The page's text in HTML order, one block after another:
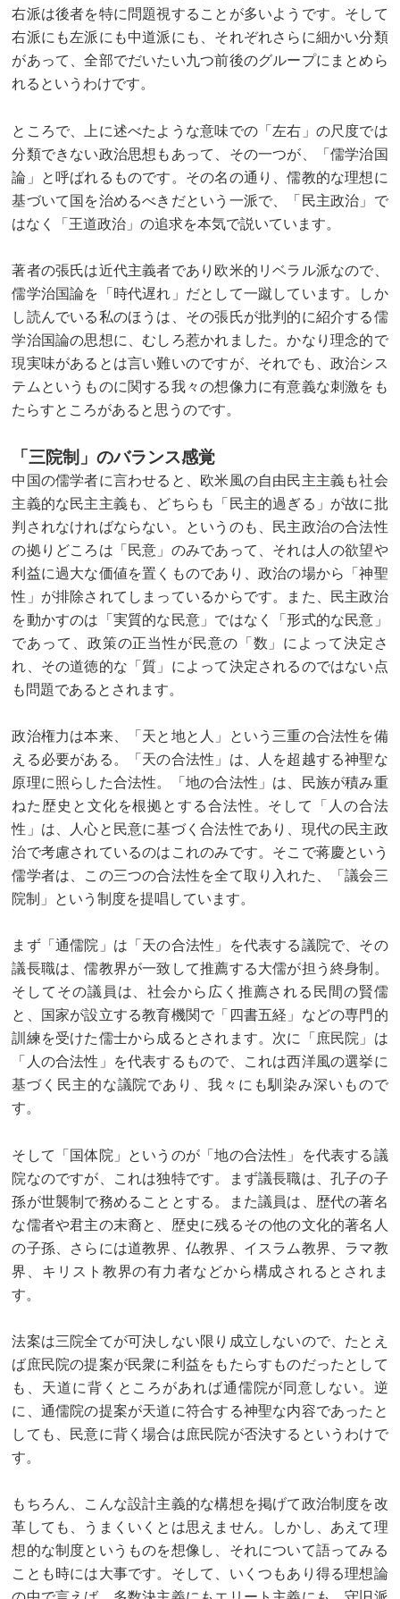
右派は後者を特に問題視することが多いようです。そして
右派にも左派にも中道派にも、それぞれさらに細かい分類
があって、全部でだいたい九つ前後のグループにまとめら
れるというわけです。
ところで、上に述べたような意味での「左右」の尺度では
分類できない政治思想もあって、その一つが、「儒学治国
論」と呼ばれるものです。その名の通り、儒教的な理想に
基づいて国を治めるべきだという一派で、「民主政治」で
はなく「王道政治」の追求を本気で説いています。
著者の張氏は近代主義者であり欧米的リベラル派なので、
儒学治国論を「時代遅れ」だとして一蹴しています。しか
し読んでいる私のほうは、その張氏が批判的に紹介する儒
学治国論の思想に、むしろ惹かれました。かなり理念的で
現実味があるとは言い難いのですが、それでも、政治シス
テムというものに関する我々の想像力に有意義な刺激をも
たらすところがあると思うのです。
「三院制」のバランス感覚
中国の儒学者に言わせると、欧米風の自由民主主義も社会
主義的な民主主義も、どちらも「民主的過ぎる」が故に批
判されなければならない。というのも、民主政治の合法性
の拠りどころは「民意」のみであって、それは人の欲望や
利益に過大な価値を置くものであり、政治の場から「神聖
性」が排除されてしまっているからです。また、民主政治
を動かすのは「実質的な民意」ではなく「形式的な民意」
であって、政策の正当性が民意の「数」によって決定さ
れ、その道徳的な「質」によって決定されるのではない点
も問題であるとされます。
政治権力は本来、「天と地と人」という三重の合法性を備
える必要がある。「天の合法性」は、人を超越する神聖な
原理に照らした合法性。「地の合法性」は、民族が積み重
ねた歴史と文化を根拠とする合法性。そして「人の合法
性」は、人心と民意に基づく合法性であり、現代の民主政
治で考慮されているのはこれのみです。そこで蒋慶という
儒学者は、この三つの合法性を全て取り入れた、「議会三
院制」という制度を提唱しています。
まず「通儒院」は「天の合法性」を代表する議院で、その
議長職は、儒教界が一致して推薦する大儒が担う終身制。
そしてその議員は、社会から広く推薦される民間の賢儒
と、国家が設立する教育機関で「四書五経」などの専門的
訓練を受けた儒士から成るとされます。次に「庶民院」は
「人の合法性」を代表するもので、これは西洋風の選挙に
基づく民主的な議院であり、我々にも馴染み深いもので
す。
そして「国体院」というのが「地の合法性」を代表する議
院なのですが、これは独特です。まず議長職は、孔子の子
孫が世襲制で務めることとする。また議員は、歴代の著名
な儒者や君主の末裔と、歴史に残るその他の文化的著名人
の子孫、さらには道教界、仏教界、イスラム教界、ラマ教
界、キリスト教界の有力者などから構成されるとされま
す。
法案は三院全てが可決しない限り成立しないので、たとえ
ば庶民院の提案が民衆に利益をもたらすものだったとして
も、天道に背くところがあれば通儒院が同意しない。逆
に、通儒院の提案が天道に符合する神聖な内容であったと
しても、民意に背く場合は庶民院が否決するというわけで
す。
もちろん、こんな設計主義的な構想を掲げて政治制度を改
革しても、うまくいくとは思えません。しかし、あえて理
想的な制度というものを想像し、それについて語ってみる
ことも時には大事です。そして、いくつもあり得る理想論